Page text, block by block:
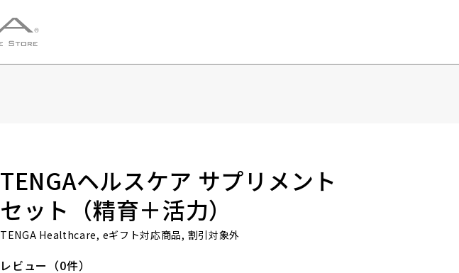
TENGAヘルスケア サプリメント
セット（精育＋活力）
TENGA Healthcare, eギフト対応商品, 割引対象外
レビュー（0件）